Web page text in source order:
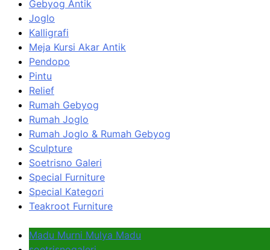
Gebyog Antik
Joglo
Kalligrafi
Meja Kursi Akar Antik
Pendopo
Pintu
Relief
Rumah Gebyog
Rumah Joglo
Rumah Joglo & Rumah Gebyog
Sculpture
Soetrisno Galeri
Special Furniture
Special Kategori
Teakroot Furniture
Madu Murni Mulya Madu